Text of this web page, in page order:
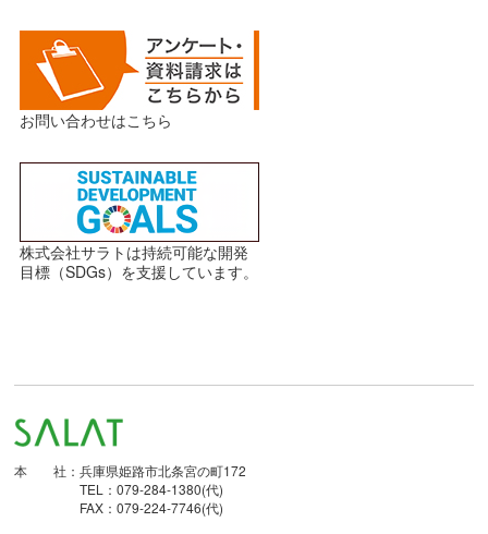
お問い合わせはこちら
株式会社サラトは持続可能な開発
目標（SDGs）を支援しています。
本 社：兵庫県姫路市北条宮の町172
TEL：079-284-1380(代)
FAX：079-224-7746(代)